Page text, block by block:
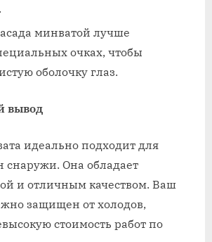
минватой лучше
очках, чтобы
оболочку глаз.
вывод
идеально подходит для
снаружи. Она обладает
и отличным качеством. Ваш
защищен от холодов,
стоимость работ по